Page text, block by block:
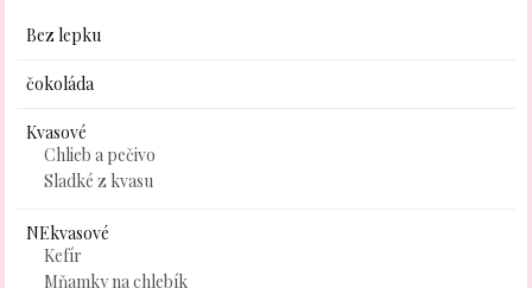
Bez lepku
čokoláda
Kvasové
Chlieb a pečivo
Sladké z kvasu
NEkvasové
Kefír
Mňamky na chlebík